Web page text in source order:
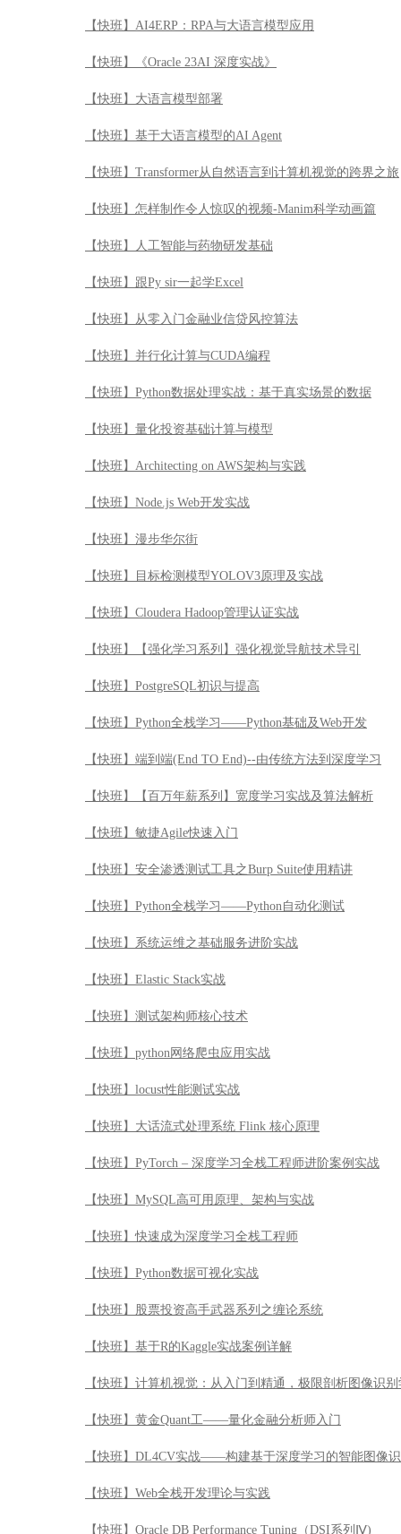
【快班】AI4ERP：RPA与大语言模型应用
【快班】《Oracle 23AI 深度实战》
【快班】大语言模型部署
【快班】基于大语言模型的AI Agent
【快班】Transformer从自然语言到计算机视觉的跨界之旅
【快班】怎样制作令人惊叹的视频-Manim科学动画篇
【快班】人工智能与药物研发基础
【快班】跟Py sir一起学Excel
【快班】从零入门金融业信贷风控算法
【快班】并行化计算与CUDA编程
【快班】Python数据处理实战：基于真实场景的数据
【快班】量化投资基础计算与模型
【快班】Architecting on AWS架构与实践
【快班】Node.js Web开发实战
【快班】漫步华尔街
【快班】目标检测模型YOLOV3原理及实战
【快班】Cloudera Hadoop管理认证实战
【快班】【强化学习系列】强化视觉导航技术导引
【快班】PostgreSQL初识与提高
【快班】Python全栈学习——Python基础及Web开发
【快班】端到端(End TO End)--由传统方法到深度学习
【快班】【百万年薪系列】宽度学习实战及算法解析
【快班】敏捷Agile快速入门
【快班】安全渗透测试工具之Burp Suite使用精讲
【快班】Python全栈学习——Python自动化测试
【快班】系统运维之基础服务进阶实战
【快班】Elastic Stack实战
【快班】测试架构师核心技术
【快班】python网络爬虫应用实战
【快班】locust性能测试实战
【快班】大话流式处理系统 Flink 核心原理
【快班】PyTorch – 深度学习全栈工程师进阶案例实战
【快班】MySQL高可用原理、架构与实战
【快班】快速成为深度学习全栈工程师
【快班】Python数据可视化实战
【快班】股票投资高手武器系列之缠论系统
【快班】基于R的Kaggle实战案例详解
【快班】计算机视觉：从入门到精通，极限剖析图像识
【快班】黄金Quant工——量化金融分析师入门
【快班】DL4CV实战——构建基于深度学习的智能图像
【快班】Web全栈开发理论与实践
【快班】Oracle DB Performance Tuning（DSI系列Ⅳ)